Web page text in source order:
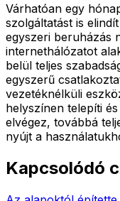
Várhatóan egy
szolgáltatást is
egyszeri beruházás
internethálózatot
belül teljes
egyszerű
vezetéknélküli
helyszínen telepíti
elvégez, továbbá
nyújt a
Kapcsolódó